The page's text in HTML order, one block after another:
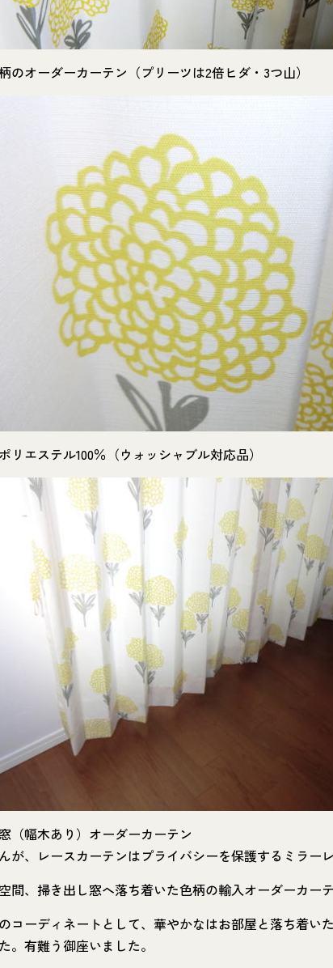
のオーダーカーテン（プリーツは2倍ヒダ・3つ山）
リエステル100％（ウォッシャブル対応品）
（幅木あり）オーダーカーテン
が、レースカーテンはプライバシーを保護するミラー
間、掃き出し窓へ落ち着いた色柄の輸入オーダーカー
コーディネートとして、華やかなはお部屋と落ち着
。有難う御座いました。